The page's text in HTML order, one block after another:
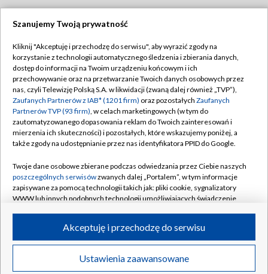
TVP
Abonament TVP
Emisja w TVP
Centrum informacji TVP
Naziemna Telewizja Cyfrowa
Rada Programowa
System NOS
Informacje o nadawcy
Program dla prasy
Ogłoszenie przetargowe
Regulamin TVP
Polityka prywatności
Moje zgody
Pomoc
Kontakt
Kanały
©2026 Telewizja Polska S.A. w likwidacji
Szanujemy Twoją prywatność
Kliknij "Akceptuję i przechodzę do serwisu", aby wyrazić zgody na
korzystanie z technologii automatycznego śledzenia i zbierania danych,
dostęp do informacji na Twoim urządzeniu końcowym i ich
przechowywanie oraz na przetwarzanie Twoich danych osobowych przez
nas, czyli Telewizję Polską S.A. w likwidacji (zwaną dalej również „TVP”),
Zaufanych Partnerów z IAB* (1201 firm) oraz pozostałych Zaufanych
Partnerów TVP (93 firm), w celach marketingowych (w tym do
zautomatyzowanego dopasowania reklam do Twoich zainteresowań i
mierzenia ich skuteczności) i pozostałych, które wskazujemy poniżej, a
także zgody na udostępnianie przez nas identyfikatora PPID do Google.
Twoje dane osobowe zbierane podczas odwiedzania przez Ciebie naszych
poszczególnych serwisówzwanych dalej „Portalem”, w tym informacje
zapisywane za pomocą technologii takich jak: pliki cookie, sygnalizatory
WWW lub innych podobnych technologii umożliwiających świadczenie
ruchu w Internecie.
Twoje dane osobowe zbierane podczas odwiedzania przez Ciebie
poszczególnych serwisówna Portalu, takie jak adresy IP, identyfikatory
Ustawienia zaawansowane
Akceptuję i przechodzę do serwisu